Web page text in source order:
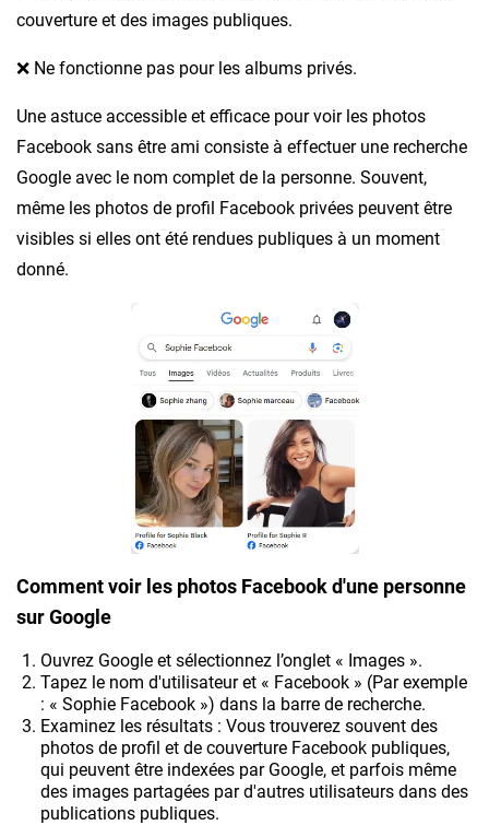
couverture et des images publiques.
❌ Ne fonctionne pas pour les albums privés.
Une astuce accessible et efficace pour voir les photos
Facebook sans être ami consiste à effectuer une recherche
Google avec le nom complet de la personne. Souvent,
même les photos de profil Facebook privées peuvent être
visibles si elles ont été rendues publiques à un moment
donné.
Comment voir les photos Facebook d'une personne
sur Google
Ouvrez Google et sélectionnez l’onglet « Images ».
Tapez le nom d'utilisateur et « Facebook » (Par exemple
: « Sophie Facebook ») dans la barre de recherche.
Examinez les résultats : Vous trouverez souvent des
photos de profil et de couverture Facebook publiques,
qui peuvent être indexées par Google, et parfois même
des images partagées par d'autres utilisateurs dans des
publications publiques.